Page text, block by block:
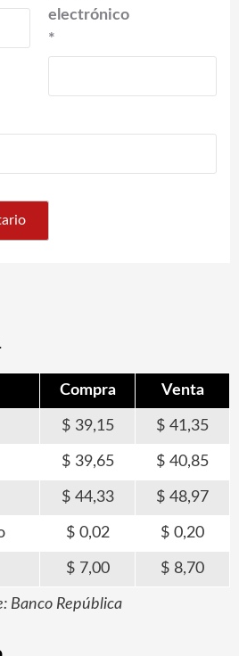
electrónico
*
Compra Venta
39,15 41,35
39,65 40,85
44,33 48,97
0,02 0,20
7,00 8,70
Banco República